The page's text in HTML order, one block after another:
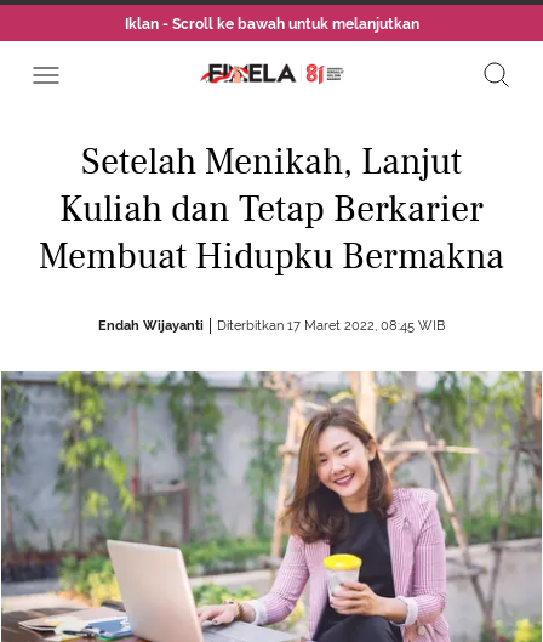
Iklan - Scroll ke bawah untuk melanjutkan
Setelah Menikah, Lanjut
Kuliah dan Tetap Berkarier
Membuat Hidupku Bermakna
Endah Wijayanti Diterbitkan 17 Maret 2022, 08:45 WIB